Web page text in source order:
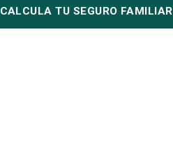
CALCULA TU SEGURO FAMILIAR